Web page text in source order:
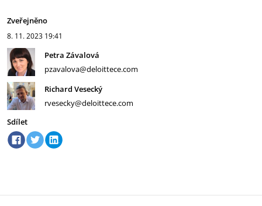
Zveřejněno
8. 11. 2023 19:41
Petra Závalová
pzavalova@deloittece.com
Richard Vesecký
rvesecky@deloittece.com
Sdílet